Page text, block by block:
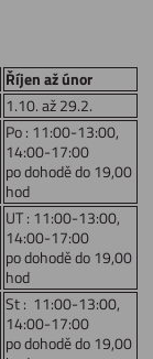
Říjen až únor
1.10. až 29.2.
Po : 11:00-13:00,
14:00-17:00
po dohodě do 19,00
hod
UT : 11:00-13:00,
14:00-17:00
po dohodě do 19,00
hod
St : 11:00-13:00,
14:00-17:00
po dohodě do 19,00